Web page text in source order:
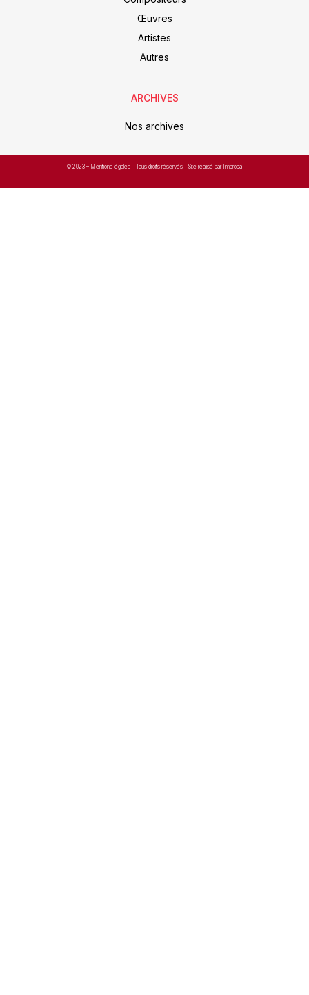
Œuvres
Artistes
Autres
ARCHIVES
Nos archives
© 2023 – Mentions légales – Tous droits réservés – Site réalisé par Improba